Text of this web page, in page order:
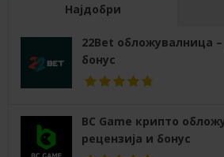
Најдобри
22Bet обложувалница
бонус
BC Game крипто
рецензија и бонус